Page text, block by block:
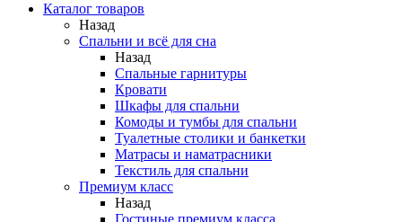
Каталог товаров
Назад
Спальни и всё для сна
Назад
Спальные гарнитуры
Кровати
Шкафы для спальни
Комоды и тумбы для спальни
Туалетные столики и банкетки
Матрасы и наматрасники
Текстиль для спальни
Премиум класс
Назад
Гостиные премиум класса